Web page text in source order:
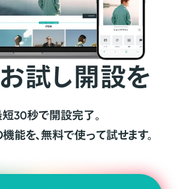
試し開設を
30秒で開設完了。
能を、無料で使って試せます。